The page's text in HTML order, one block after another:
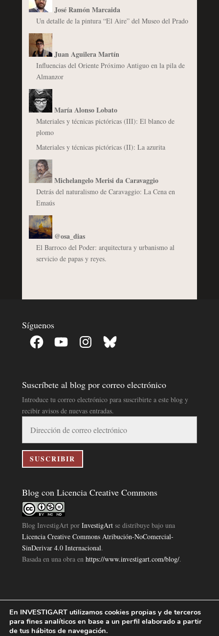
José Ramón Marcaida
Un detalle de la pintura “El Aire” del Museo del Prado
Juan Aguilera Martín
Influencias del Oriente Próximo Antiguo en la pila de
Almanzor
María Alonso Lobato
Materiales y técnicas pictóricas (III): El blanco de
plomo
Materiales y técnicas pictóricas (II): La azurita
Michelangelo Merisi da Caravaggio
Detrás del naturalismo de Caravaggio: La Cena en
Emaús
@osa_dias
El Barroco del Poder: arquitectura y urbanismo al
servicio de papas y reyes.
Síguenos
Facebook YouTube InstagramBluesky
Suscríbete al blog por correo electrónico
Introduce tu correo electrónico para suscribirte a este blog y
recibir avisos de nuevas entradas.
correo
electrónico
SUSCRIBIR
Blog con Licencia Creative Commons
Blog InvestigArtpor InvestigArtse distribuye bajo una
Licencia Creative Commons Atribución-NoComercial-
SinDerivar 4.0 Internacional.
Basada en una obra en https://www.investigart.com/blog/.
Política de Privacidad|Aviso Legal|Política de Cookies|
Investigart Copyright © 2019. |
En INVESTIGART utilizamos cookies propias y de terceros
para fines analíticos en base a un perfil elaborado a partir
de tus hábitos de navegación.